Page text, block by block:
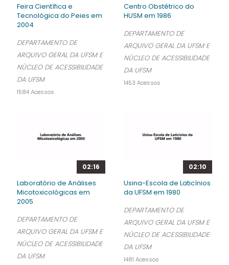
Feira Científica e
Tecnológica do Peies em
2004
DEPARTAMENTO DE
ARQUIVO GERAL DA UFSM E
NÚCLEO DE ACESSIBILIDADE
DA UFSM
1584 Acessos
Centro Obstétrico do
HUSM em 1986
DEPARTAMENTO DE
ARQUIVO GERAL DA UFSM E
NÚCLEO DE ACESSIBILIDADE
DA UFSM
1453 Acessos
02:16
Laboratório de Análises
Micotoxicológicas em
2005
DEPARTAMENTO DE
ARQUIVO GERAL DA UFSM E
NÚCLEO DE ACESSIBILIDADE
DA UFSM
02:10
Usina-Escola de Laticínios
da UFSM em 1980
DEPARTAMENTO DE
ARQUIVO GERAL DA UFSM E
NÚCLEO DE ACESSIBILIDADE
DA UFSM
1481 Acessos